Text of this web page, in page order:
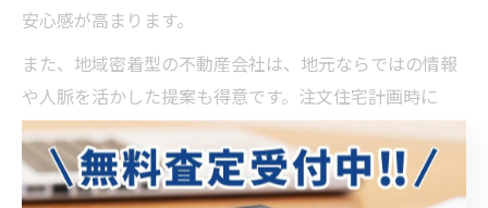
安心感が高まります。
また、地域密着型の不動産会社は、地元ならではの情報
や人脈を活かした提案も得意です。注文住宅計画時に
は、不動産会社の対応力や信頼性をしっかり見極めるこ
とが、後悔しない住まいづくりにつながります。